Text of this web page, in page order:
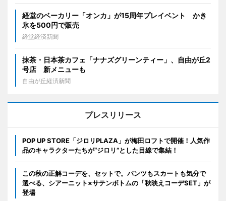
経堂のベーカリー「オンカ」が15周年プレイベント かき
氷を500円で販売
経堂経済新聞
抹茶・日本茶カフェ「ナナズグリーンティー」、自由が丘2
号店 新メニューも
自由が丘経済新聞
プレスリリース
POP UP STORE「ジロリPLAZA」が梅田ロフトで開催！人気作
品のキャラクターたちが“ジロリ”とした目線で集結！
この秋の正解コーデを、セットで。パンツもスカートも気分で
選べる、シアーニット×サテンボトムの「秋映えコーデSET」が
登場